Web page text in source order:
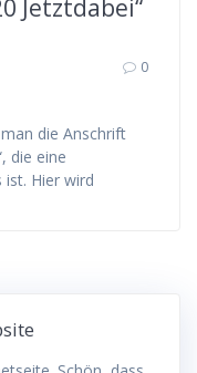
Jetztdabei“
0
die Anschrift
die eine
ist. Hier wird